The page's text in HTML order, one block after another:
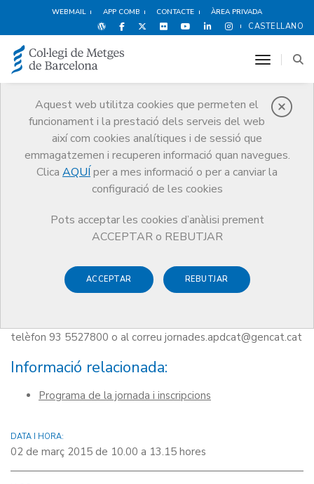
WEBMAIL APP COMB CONTACTE ÀREA PRIVADA
CASTELLANO
Aquest web utilitza cookies que permeten el
funcionament i la prestació dels serveis del web
així com cookies analítiques i de sessió que
emmagatzemen i recuperen informació quan navegues.
Clica AQUÍ per a mes informació o per a canviar la
configuració de les cookies
Pots acceptar les cookies d’anàlisi prement
ACCEPTAR o REBUTJAR
ACCEPTAR REBUTJAR
toggle
Agenda
Agenda
Les tecnologies mòbils en l'àmbit de la salut (Mobile Health)
l'àmbit de la salut (Mobile
Health)
telèfon 93 5527800 o al correu jornades.apdcat@gencat.cat
Informació relacionada:
Programa de la jornada i inscripcions
DATA I HORA:
02 de març 2015 de 10.00 a 13.15 hores